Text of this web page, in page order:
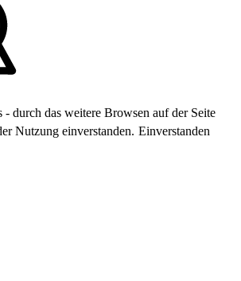
- durch das weitere Browsen auf der Seite
Nutzung einverstanden. Einverstanden